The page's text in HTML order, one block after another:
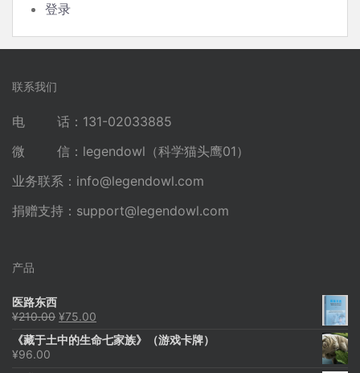
登录
联系我们
电 话：131-02033885
微 信：legendowl（科学猫头鹰01）
业务联系： info@legendowl.com
捐赠支持： support@legendowl.com
产品
医路东西
¥210.00 原
为：
¥75.00
价
《藏于土中的生命七家族》（游戏卡牌）
¥96.00